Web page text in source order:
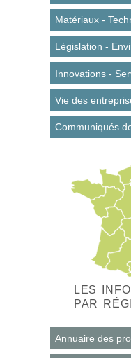
Matériaux -
Législation -
Innovations -
Vie des
Communiqués
LES
PAR
Annuaire des